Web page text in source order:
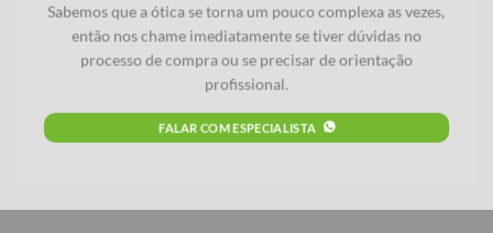
Sabemos que a ótica se torna um pouco complexa as vezes,
então nos chame imediatamente se tiver dúvidas no
processo de compra ou se precisar de orientação
profissional.
FALAR COM ESPECIALISTA